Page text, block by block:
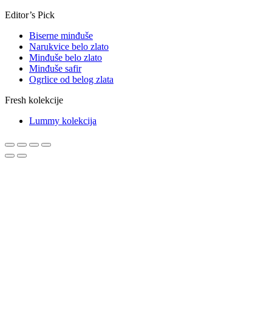
Editor’s Pick
Biserne minđuše
Narukvice belo zlato
Minđuše belo zlato
Minđuše safir
Ogrlice od belog zlata
Fresh kolekcije
Lummy kolekcija